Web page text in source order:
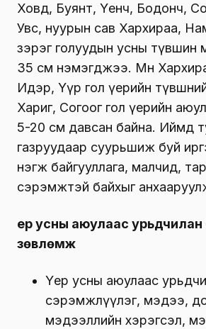
Ховд, Буянт, Үенч, Бодонч,
Увс, нуурын сав Хархираа,
зэрэг голуудын усны түвшин
35 см нэмэгджээ. Мөн
Идэр, Үүр гол үерийн
Хариг, Согоог гол үерийн
5-20 см давсан байна. Иймд
газруудаар суурьшиж буй
нэгж байгууллага, малчид,
сэрэмжтэй байхыг
Үер усны аюулаас урьдчилан
зөвлөмж
Үер усны аюулаас
сэрэмжлүүлэг, мэдээ,
мэдээллийн хэрэгсэл,